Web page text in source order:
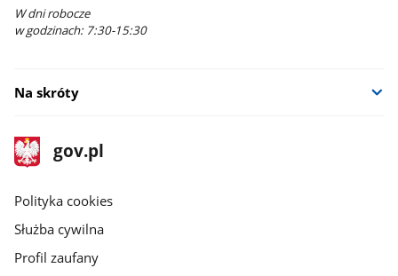
W dni robocze
w godzinach: 7:30-15:30
Na skróty
stopka
gov.pl
Strona
gov.pl
gov.pl
Polityka cookies
Służba cywilna
Profil zaufany